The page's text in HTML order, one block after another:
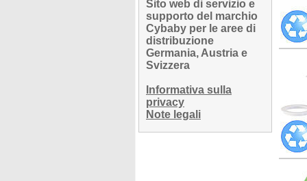
Sito web di servizio e
supporto del marchio
Cybaby per le aree di
distribuzione
Germania, Austria e
Svizzera
Informativa sulla
privacy
Note legali